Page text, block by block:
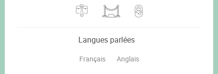
Langues parlées
Français Anglais